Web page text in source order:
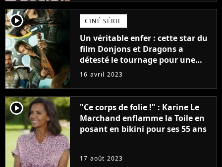
player2 CINÉ SÉRIE
Un véritable enfer : cette star du
film Donjons et Dragons a
détesté le tournage pour une
raison très spéciale
16 avril 2023
player2
"Ce corps de folie !" : Karine Le
Marchand enflamme la Toile en
posant en bikini pour ses 55 ans
17 août 2023